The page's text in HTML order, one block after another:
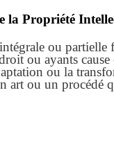
la Propriété
ou partielle
ou ayants
ou la
art ou un procédé